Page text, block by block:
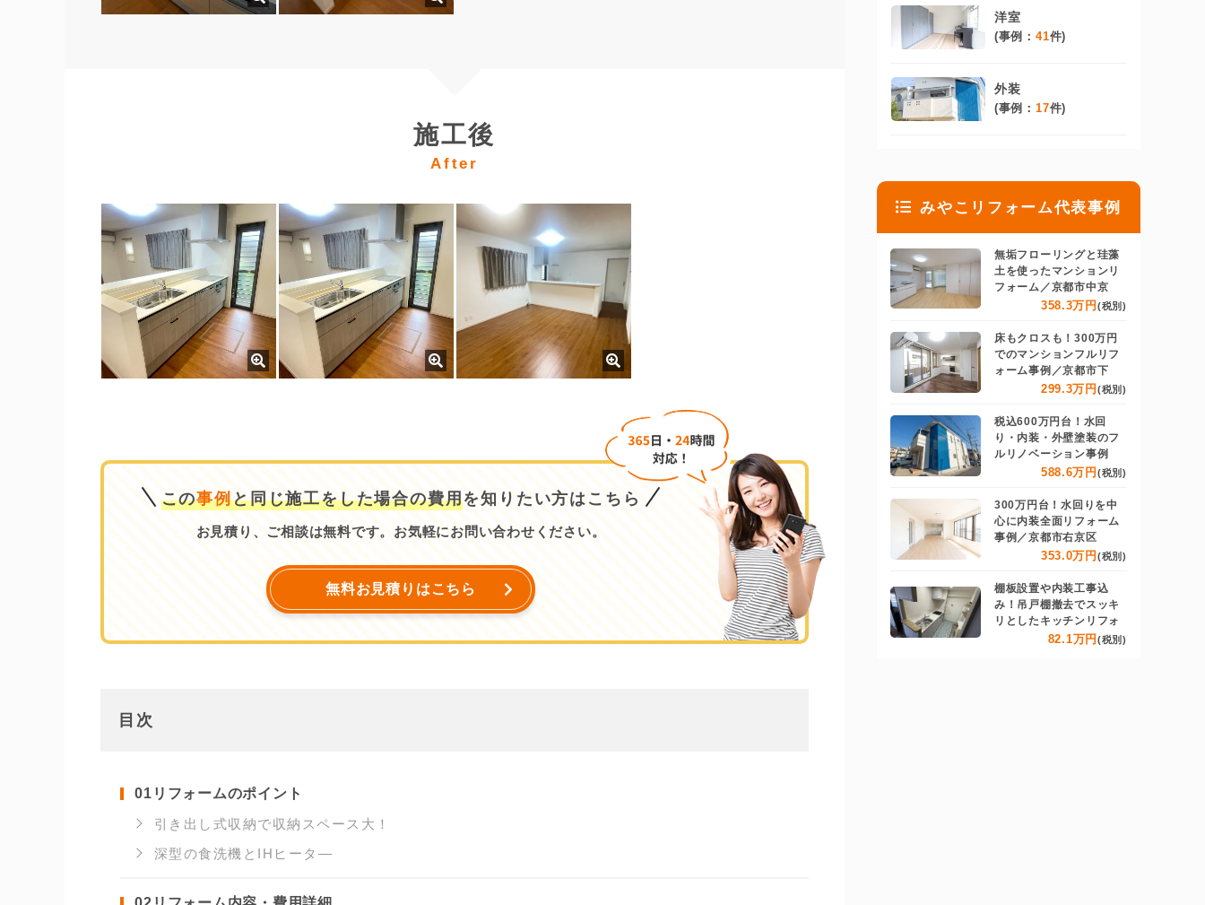
施工後
After
この事例と同じ施工をした場合の費用を知りたい方はこちら
お見積り、ご相談は無料です。お気軽にお問い合わせください。
無料お見積りはこちら
目次
01 リフォームのポイント
引き出し式収納で収納スペース大！
深型の食洗機とIHヒータ―
洋室
(事例： 41件)
外装
(事例： 17件)
みやこリフォーム代表事例
無垢フローリングと珪藻
土を使ったマンションリ
フォーム／京都市中京
358.3万円 (税別)
床もクロスも！300万円
でのマンションフルリフ
ォーム事例／京都市下
299.3万円 (税別)
税込600万円台！水回
り・内装・外壁塗装のフ
ルリノベーション事例
588.6万円 (税別)
300万円台！水回りを中
心に内装全面リフォーム
事例／京都市右京区
353.0万円 (税別)
棚板設置や内装工事込
み！吊戸棚撤去でスッキ
リとしたキッチンリフォ
82.1万円 (税別)